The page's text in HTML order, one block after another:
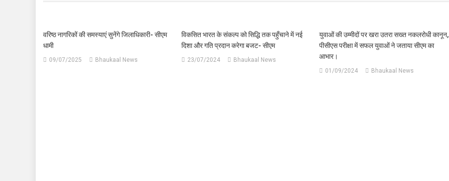
वरिष्ठ नागरिकों की समस्याएं सुनेंगे जिलाधिकारी- सीएम
धामी
09/07/2025 Bhaukaal News
विकसित भारत के संकल्प को सिद्धि तक पहुँचाने में नई
दिशा और गति प्रदान करेगा बजट- सीएम
23/07/2024 Bhaukaal News
युवाओं की उम्मीदों पर खरा उतरा सख्त नकलरोधी कानून,
पीसीएस परीक्षा में सफल युवाओं ने जताया सीएम का
आभार।
01/09/2024 Bhaukaal News